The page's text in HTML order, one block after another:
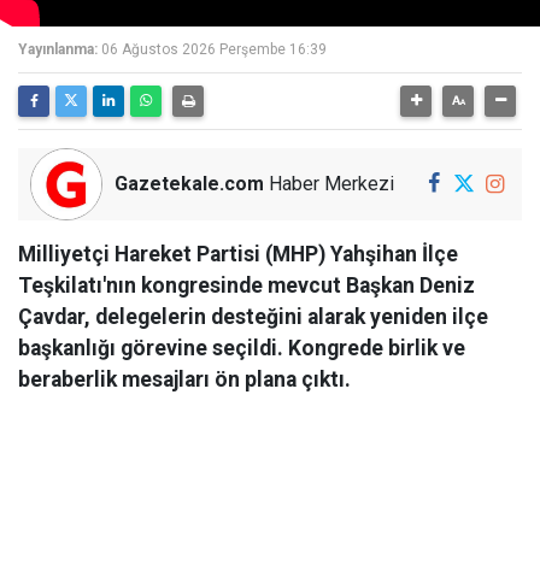
Yayınlanma: 06 Ağustos 2026 Perşembe 16:39
Gazetekale.com Haber Merkezi
Milliyetçi Hareket Partisi (MHP) Yahşihan İlçe
Teşkilatı'nın kongresinde mevcut Başkan Deniz
Çavdar, delegelerin desteğini alarak yeniden ilçe
başkanlığı görevine seçildi. Kongrede birlik ve
beraberlik mesajları ön plana çıktı.